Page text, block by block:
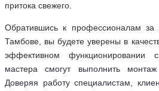
притока свежего.
Обратившись к профессионалам за
Тамбове, вы будете уверены в
эффективном функционировании
мастера смогут выполнить
Доверяя работу специалистам,